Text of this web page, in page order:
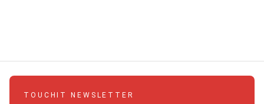
TOUCHIT NEWSLETTER